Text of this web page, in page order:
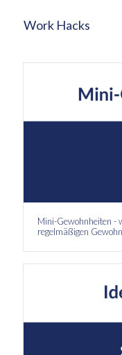
Work Hacks
Mini-Gewohnheiten -
regelmäßigen